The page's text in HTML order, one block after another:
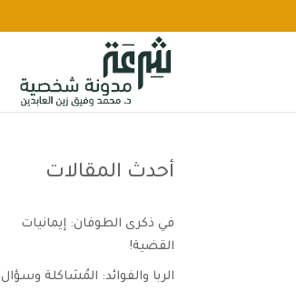
أحدث المقالات
في ذكرى الطوفان: إيمانيات
القضية!
الربا والفوائد: المُشاكلة وسؤال